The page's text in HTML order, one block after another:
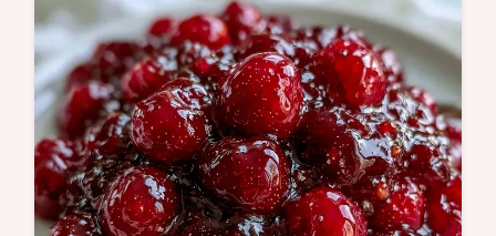
Zubereitungsschritten finden Sie alle Tipps.
In 35 Minuten fertig.